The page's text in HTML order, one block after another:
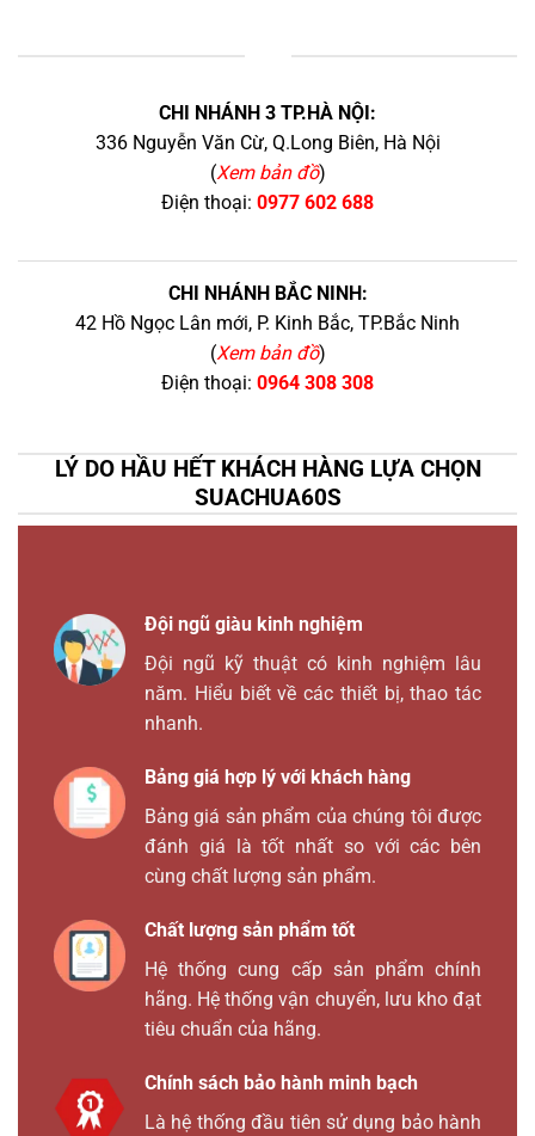
CHI NHÁNH 3 TP.HÀ NỘI:
336 Nguyễn Văn Cừ, Q.Long Biên, Hà Nội
(Xem bản đồ)
Điện thoại: 0977 602 688
CHI NHÁNH BẮC NINH:
42 Hồ Ngọc Lân mới, P. Kinh Bắc, TP.Bắc Ninh
(Xem bản đồ)
Điện thoại: 0964 308 308
LÝ DO HẦU HẾT KHÁCH HÀNG LỰA CHỌN
SUACHUA60S
Đội ngũ giàu kinh nghiệm
Đội ngũ kỹ thuật có kinh nghiệm lâu
năm. Hiểu biết về các thiết bị, thao tác
nhanh.
Bảng giá hợp lý với khách hàng
Bảng giá sản phẩm của chúng tôi được
đánh giá là tốt nhất so với các bên
cùng chất lượng sản phẩm.
Chất lượng sản phẩm tốt
Hệ thống cung cấp sản phẩm chính
hãng. Hệ thống vận chuyển, lưu kho đạt
tiêu chuẩn của hãng.
Chính sách bảo hành minh bạch
Là hệ thống đầu tiên sử dụng bảo hành